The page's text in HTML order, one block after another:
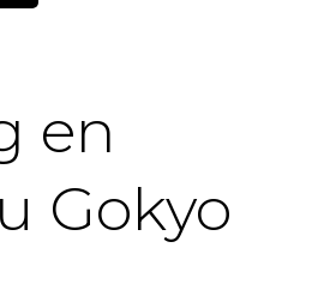
en
Gokyo